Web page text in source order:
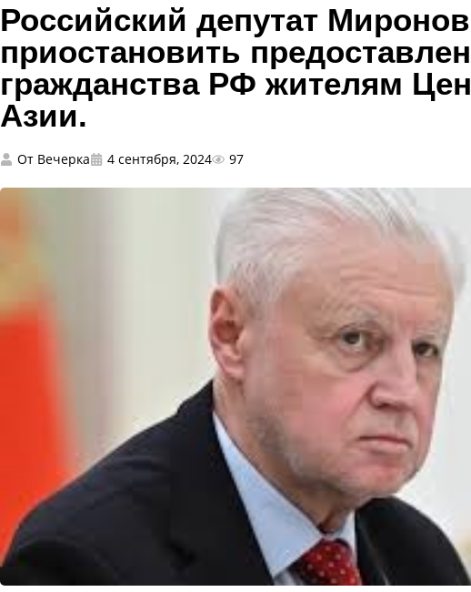
Российский депутат
приостановить
гражданства РФ жителям
Азии.
От Вечерка 4 сентября, 2024 97